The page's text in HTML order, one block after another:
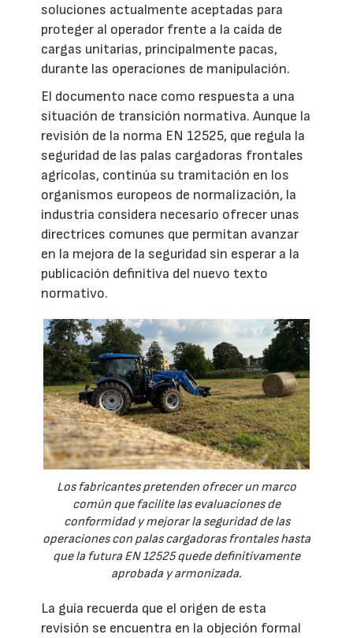
soluciones actualmente aceptadas para
proteger al operador frente a la caída de
cargas unitarias, principalmente pacas,
durante las operaciones de manipulación.
El documento nace como respuesta a una
situación de transición normativa. Aunque la
revisión de la norma EN 12525, que regula la
seguridad de las palas cargadoras frontales
agrícolas, continúa su tramitación en los
organismos europeos de normalización, la
industria considera necesario ofrecer unas
directrices comunes que permitan avanzar
en la mejora de la seguridad sin esperar a la
publicación definitiva del nuevo texto
normativo.
Los fabricantes pretenden ofrecer un marco
común que facilite las evaluaciones de
conformidad y mejorar la seguridad de las
operaciones con palas cargadoras frontales hasta
que la futura EN 12525 quede definitivamente
aprobada y armonizada.
La guía recuerda que el origen de esta
revisión se encuentra en la objeción formal